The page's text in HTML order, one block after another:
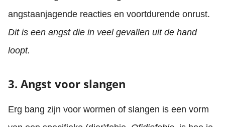
angstaanjagende reacties en voortdurende onrust.
Dit is een angst die in veel gevallen uit de hand
loopt.
3. Angst voor slangen
Erg bang zijn voor wormen of slangen is een vorm